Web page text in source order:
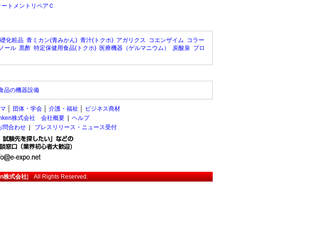
トメントリペアＣ
化粧品 青ミカン(青みかん) 青汁(トクホ) アガリクス コエンザイム コラー
ール 黒酢 特定保健用食品(トクホ) 医療機器（ゲルマニウム） 炭酸泉 プロ
品の機器設備
団体・学会 介護・福祉
ビジネス商材
株式会社 会社概要
ヘルプ
問合わせ プレスリリース・ニュース受付
株式会社] All Rights Reserved.